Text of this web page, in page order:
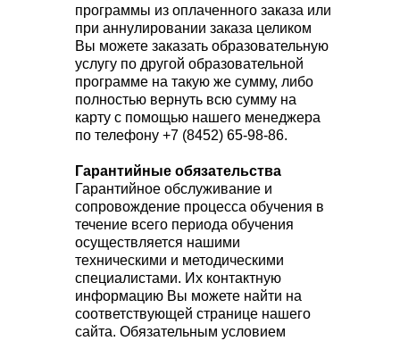
программы из оплаченного заказа или
при аннулировании заказа целиком
Вы можете заказать образовательную
услугу по другой образовательной
программе на такую же сумму, либо
полностью вернуть всю сумму на
карту с помощью нашего менеджера
по телефону +7 (8452) 65-98-86.
Гарантийные обязательства
Гарантийное обслуживание и
сопровождение процесса обучения в
течение всего периода обучения
осуществляется нашими
техническими и методическими
специалистами. Их контактную
информацию Вы можете найти на
соответствующей странице нашего
сайта. Обязательным условием